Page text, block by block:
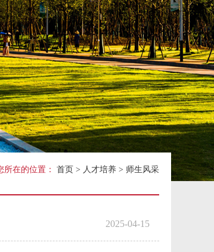
贷补
园地
、工代会
工委
所在的位置： 首页 > 人才培养 > 师生风采
2025-04-15